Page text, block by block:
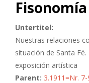
Untertitel:
Nuestras relaciones
situación de Santa
exposición artística
Parent: 3.1911=Nr. 7-